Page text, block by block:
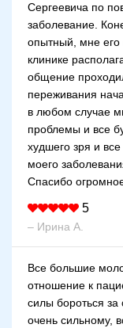
Сергеевича по
заболевание.
опытный, мне его
клинике
общение
переживания
в любом случае
проблемы и все
худшего зря и
моего
Спасибо
5
– Ирина А.
Все большие
отношение к
силы бороться за
очень сильному,